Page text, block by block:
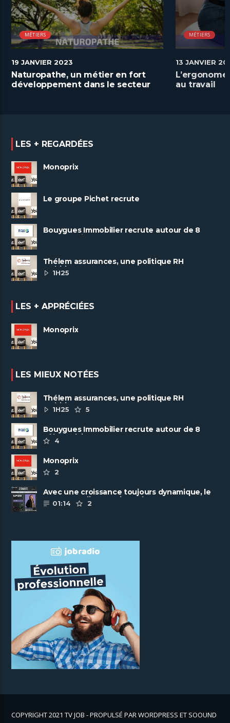
MÉTIERS
19 JANVIER 2023
Naturopathe, un métier en fort
développement dans le secteur
MÉTIERS
13 JANVIER
au travail
LES + REGARDÉES
Monoprix
Le groupe Pichet recrute
Bouygues Immobilier recrute autour de 8
Thélem assurances, une politique RH
ambitieuse
1H25
LES + APPRÉCIÉES
Monoprix
LES MIEUX NOTÉES
Thélem assurances, une politique RH
ambitieuse
1H25 5
Bouygues Immobilier recrute autour de 8
pôles métiers
4
Monoprix
2
Avec une croissance toujours dynamique, le
groupe Scalian continue de ......
01:14 2
COPYRIGHT 2021 TV JOB - PROPULSÉ PAR WORDPRESS ET SOOUND